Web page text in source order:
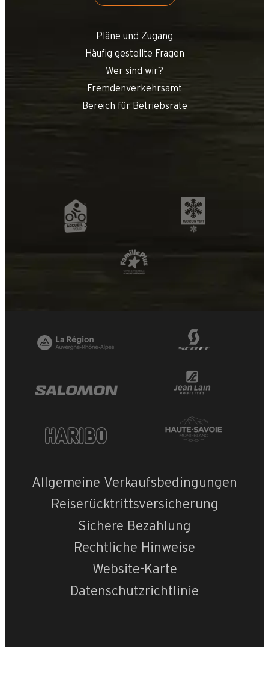
Pläne und Zugang
Häufig gestellte Fragen
Wer sind wir?
Fremdenverkehrsamt
Bereich für Betriebsräte
Allgemeine Verkaufsbedingungen
Reiserücktrittsversicherung
Sichere Bezahlung
Rechtliche Hinweise
Website-Karte
Datenschutzrichtlinie